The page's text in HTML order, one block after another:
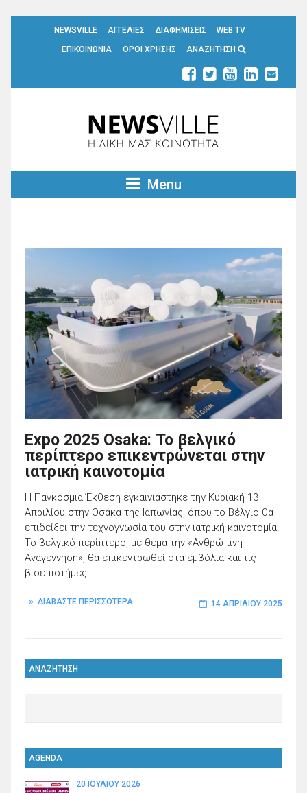
NEWSVILLE ΑΓΓΕΛΙΕΣ ΔΙΑΦΗΜΙΣΕΙΣ
WEB TV
ΕΠΙΚΟΙΝΩΝΙΑ
ΟΡΟΙ ΧΡΗΣΗΣ ΑΝΑΖΗΤΗΣΗ
Menu
Expo 2025 Osaka: Το βελγικό
περίπτερο επικεντρώνεται στην
ιατρική καινοτομία
Η Παγκόσμια Έκθεση εγκαινιάστηκε την Κυριακή 13
Απριλίου στην Οσάκα της Ιαπωνίας, όπου το Βέλγιο θα
επιδείξει την τεχνογνωσία του στην ιατρική καινοτομία.
Το βελγικό περίπτερο, με θέμα την «Ανθρώπινη
Αναγέννηση», θα επικεντρωθεί στα εμβόλια και τις
βιοεπιστήμες.
ΔΙΑΒΑΣΤΕ ΠΕΡΙΣΣΟΤΕΡΑ 14 ΑΠΡΙΛΊΟΥ 2025
ΑΝΑΖΗΤΗΣΗ
AGENDA
20 ΙΟΥΛΊΟΥ 2026